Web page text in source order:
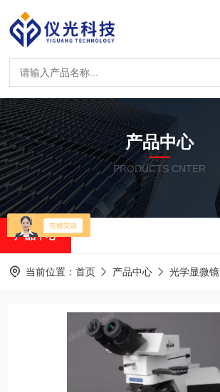
产品中心
PRODUCTS CNTER
产品中心
当前位置： 首页 产品中心 光学显微镜